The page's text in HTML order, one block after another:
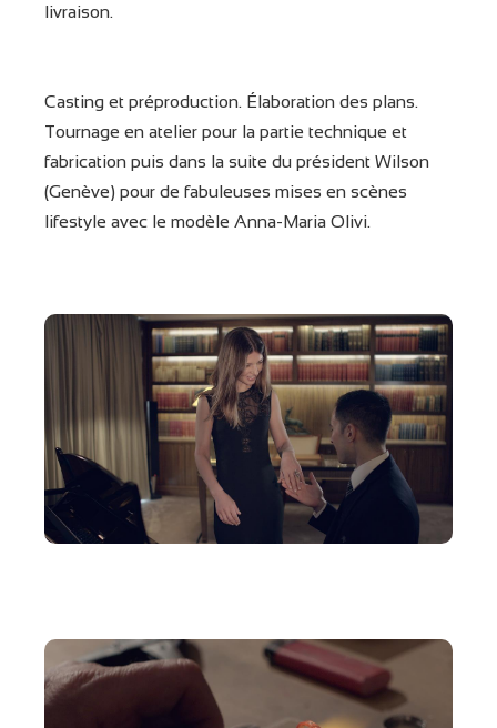
livraison.
Casting et préproduction. Élaboration des plans.
Tournage en atelier pour la partie technique et
fabrication puis dans la suite du président Wilson
(Genève) pour de fabuleuses mises en scènes
lifestyle avec le modèle Anna-Maria Olivi.